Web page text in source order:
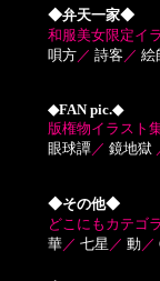
◆弁天一家◆
和服美女限定イ
唄方／ 詩客 ／ 絵
◆FAN pic.◆
版権物イラスト
眼球譚／ 鏡地獄
◆その他◆
どこにもカテゴ
華／ 七星 ／ 動／